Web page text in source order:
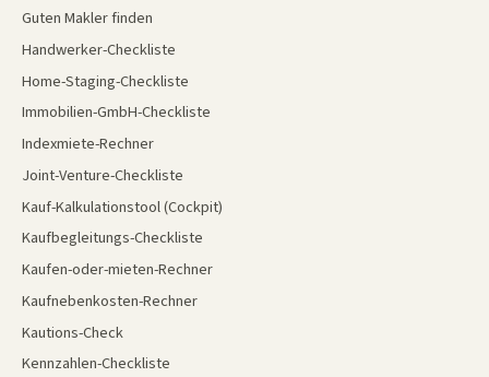
Guten Makler finden
Handwerker-Checkliste
Home-Staging-Checkliste
Immobilien-GmbH-Checkliste
Indexmiete-Rechner
Joint-Venture-Checkliste
Kauf-Kalkulationstool (Cockpit)
Kaufbegleitungs-Checkliste
Kaufen-oder-mieten-Rechner
Kaufnebenkosten-Rechner
Kautions-Check
Kennzahlen-Checkliste